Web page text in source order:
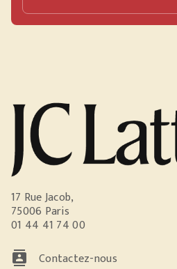
17 Rue Jacob,
75006 Paris
01 44 41 74 00
contacts Contactez-nous